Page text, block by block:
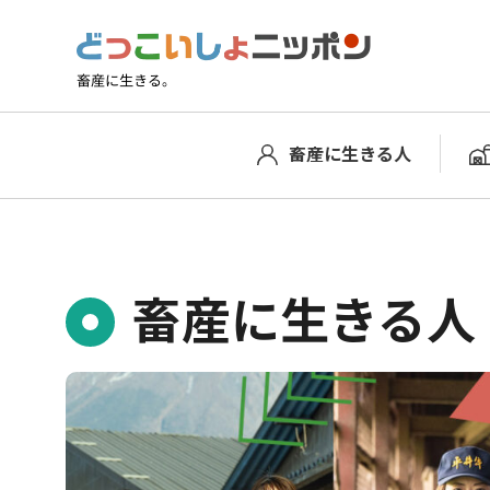
畜産に生きる人
トップページ 畜産に生きる人 酪農
畜産に生きる人